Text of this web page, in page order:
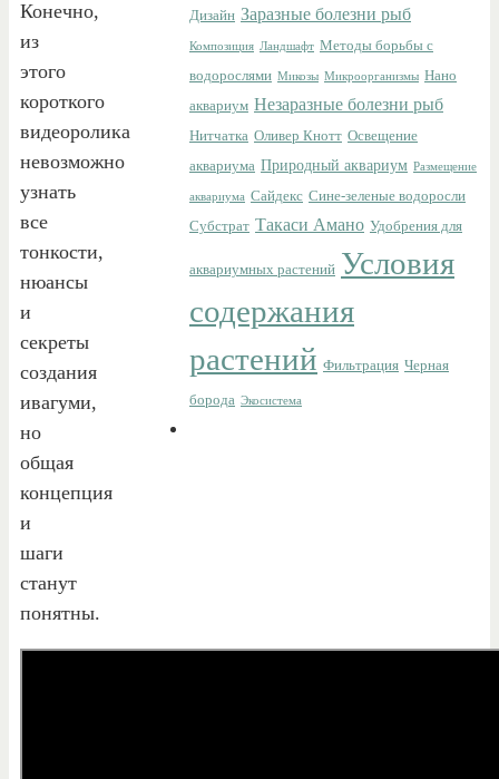
Конечно,
из
этого
короткого
видеоролика
невозможно
узнать
все
тонкости,
нюансы
и
секреты
создания
ивагуми,
но
общая
концепция
и
шаги
станут
понятны.
Дизайн Заразные болезни рыб
Композиция Ландшафт Методы борьбы с
водорослями Микозы Микроорганизмы Нано
аквариум Незаразные болезни рыб
Нитчатка Оливер Кнотт Освещение
аквариума Природный аквариум Размещение
аквариума Сайдекс Сине-зеленые водоросли
Субстрат Такаси Амано Удобрения для
аквариумных растений Условия
содержания
растений Фильтрация Черная
борода Экосистема